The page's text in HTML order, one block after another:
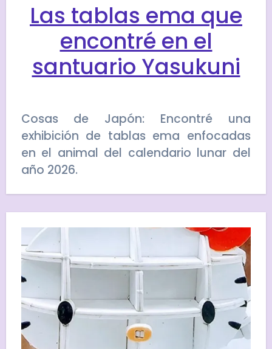
Las tablas ema que
encontré en el
santuario Yasukuni
Cosas de Japón: Encontré una
exhibición de tablas ema enfocadas
en el animal del calendario lunar del
año 2026.